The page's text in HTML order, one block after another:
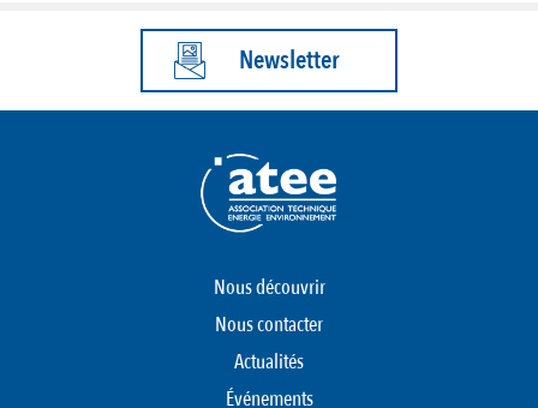
Newsletter
Nous découvrir
Nous contacter
Actualités
Événements